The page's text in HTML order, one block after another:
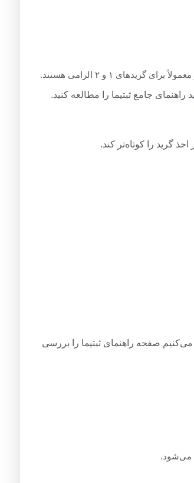
۱ و ۲ الزامی هستند.
راهنمای جامع ثبتیما را مطالعه کنید.
گرید را کوتاه‌تر کند.
می‌کنیم صفحه راهنمای ثبتیما را بررسی